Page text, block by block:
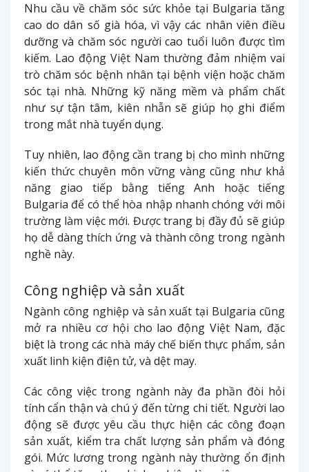
Nhu cầu về chăm sóc sức khỏe tại Bulgaria tăng
cao do dân số già hóa, vì vậy các nhân viên điều
dưỡng và chăm sóc người cao tuổi luôn được tìm
kiếm. Lao động Việt Nam thường đảm nhiệm vai
trò chăm sóc bệnh nhân tại bệnh viện hoặc chăm
sóc tại nhà. Những kỹ năng mềm và phẩm chất
như sự tận tâm, kiên nhẫn sẽ giúp họ ghi điểm
trong mắt nhà tuyển dụng.
Tuy nhiên, lao động cần trang bị cho mình những
kiến thức chuyên môn vững vàng cũng như khả
năng giao tiếp bằng tiếng Anh hoặc tiếng
Bulgaria để có thể hòa nhập nhanh chóng với môi
trường làm việc mới. Được trang bị đầy đủ sẽ giúp
họ dễ dàng thích ứng và thành công trong ngành
nghề này.
Công nghiệp và sản xuất
Ngành công nghiệp và sản xuất tại Bulgaria cũng
mở ra nhiều cơ hội cho lao động Việt Nam, đặc
biệt là trong các nhà máy chế biến thực phẩm, sản
xuất linh kiện điện tử, và dệt may.
Các công việc trong ngành này đa phần đòi hỏi
tính cẩn thận và chú ý đến từng chi tiết. Người lao
động sẽ được yêu cầu thực hiện các công đoạn
sản xuất, kiểm tra chất lượng sản phẩm và đóng
gói. Mức lương trong ngành này thường ổn định